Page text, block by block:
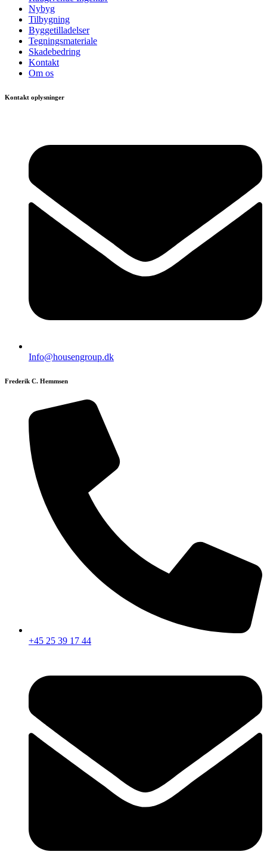
Nybyg
Tilbygning
Byggetilladelser
Tegningsmateriale
Skadebedring
Kontakt
Om os
Kontakt oplysninger
Info@housengroup.dk
Frederik C. Hemmsen
+45 25 39 17 44